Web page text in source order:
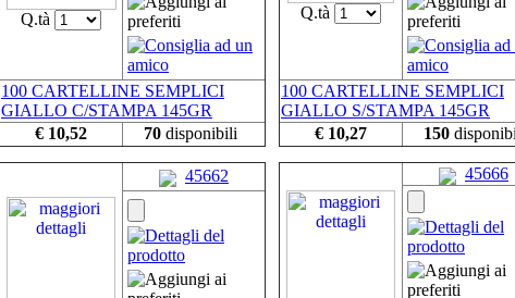
Q.tà
100 CARTELLINE SEMPLICI
GIALLO C/STAMPA 145GR
€ 10,52
70 disponibili
Q.tà
100 CARTELLINE SEMPLICI
GIALLO S/STAMPA 145GR
€ 10,27
150
45662 45666